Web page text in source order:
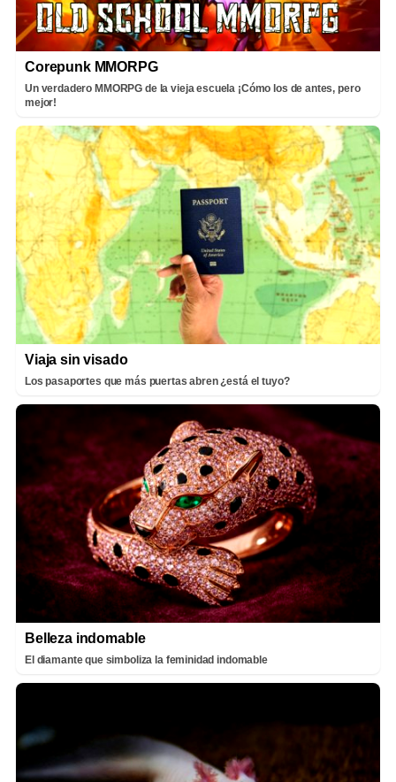
Corepunk MMORPG
Un verdadero MMORPG de la vieja escuela ¡Cómo los de antes, pero
mejor!
Viaja sin visado
Los pasaportes que más puertas abren ¿está el tuyo?
Belleza indomable
El diamante que simboliza la feminidad indomable